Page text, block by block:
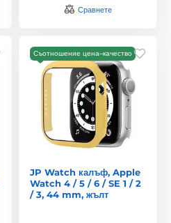
Сравнете
Съотношение цена–качество
JP Watch калъф, Apple
Watch 4 / 5 / 6 / SE 1 / 2
/ 3, 44 mm, жълт